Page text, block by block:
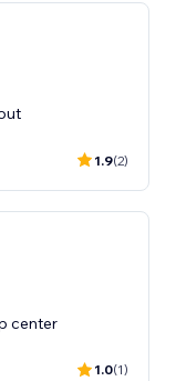
1.9(2)
center
1.0(1)